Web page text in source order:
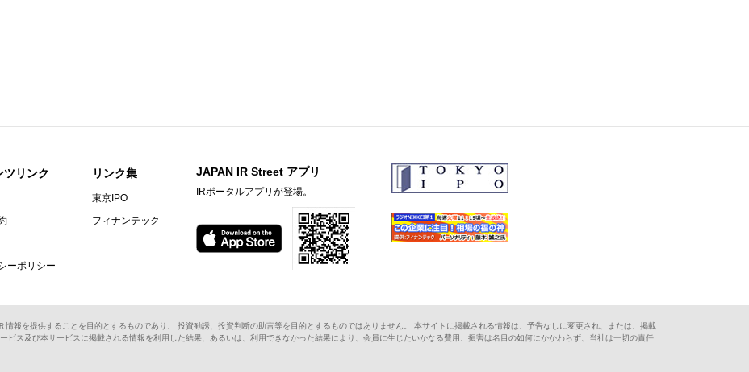
ツリンク
ーポリシー
リンク集
東京IPO
フィナンテック
JAPAN IR Street アプリ
IRポータルアプリが登場。
情報を提供することを目的とするものであり、 投資勧誘、投資判断の助言等を目的とするものではありません。 本サイトに掲載される情報は、予告なしに変更され、または、掲載
ビス及び本サービスに掲載される情報を利用した結果、あるいは、利用できなかった結果により、会員に生じたいかなる費用、損害は名目の如何にかかわらず、当社は一切の責任